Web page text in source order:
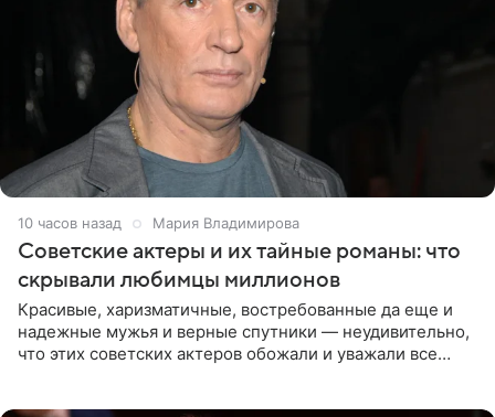
10 часов назад Мария Владимирова
Советские актеры и их тайные романы: что
скрывали любимцы миллионов
Красивые, харизматичные, востребованные да еще и
надежные мужья и верные спутники — неудивительно,
что этих советских актеров обожали и уважали все